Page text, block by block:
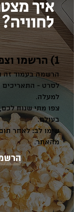
איך
לחוויה?
1) הרשמו וצפו בסרט
הרשמה בעמוד זה
לסרט - התאריכים
למעלה.
צפו מתי שנוח
בעולם.
שימו לב: לאחר
מהאתר.